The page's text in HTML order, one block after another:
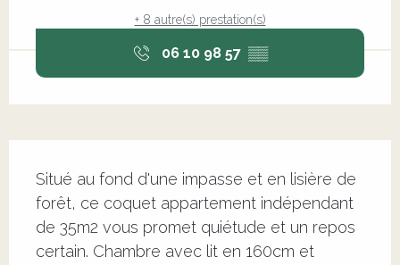
+ 8 autre(s) prestation(s)
06 10 98 57 ▒▒
Situé au fond d'une impasse et en lisière de
forêt, ce coquet appartement indépendant
de 35m2 vous promet quiétude et un repos
certain. Chambre avec lit en 160cm et